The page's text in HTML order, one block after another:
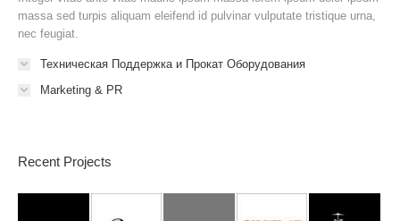
massa sed turpis aliquam eleifend id pulvinar vulputate tristique urna,
nec feugiat.
Техническая Поддержка и Прокат Оборудования
Marketing & PR
Recent Projects